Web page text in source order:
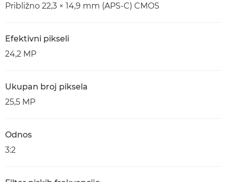
Približno 22,3 × 14,9 mm (APS-C) CMOS
Efektivni pikseli
24,2 MP
Ukupan broj piksela
25,5 MP
Odnos
3:2